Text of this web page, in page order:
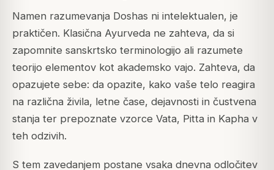
Namen razumevanja Doshas ni intelektualen, je
praktičen. Klasična Ayurveda ne zahteva, da si
zapomnite sanskrtsko terminologijo ali razumete
teorijo elementov kot akademsko vajo. Zahteva, da
opazujete sebe: da opazite, kako vaše telo reagira
na različna živila, letne čase, dejavnosti in čustvena
stanja ter prepoznate vzorce Vata, Pitta in Kapha v
teh odzivih.
S tem zavedanjem postane vsaka dnevna odločitev